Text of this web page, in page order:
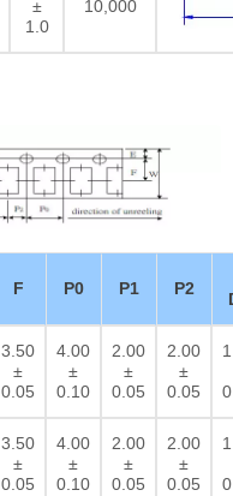
±
1.0
10,000
F P0 P1 P2
3.50
±
0.05
4.00
±
0.10
2.00
±
0.05
2.00
±
0.05
3.50
±
0.05
4.00
±
0.10
2.00
±
0.05
2.00
±
0.05